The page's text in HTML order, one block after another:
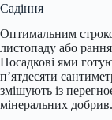
Садіння
Оптимальним
листопаду або
Посадкові ями
п’ятдесяти
змішують із
мінеральних добрив.